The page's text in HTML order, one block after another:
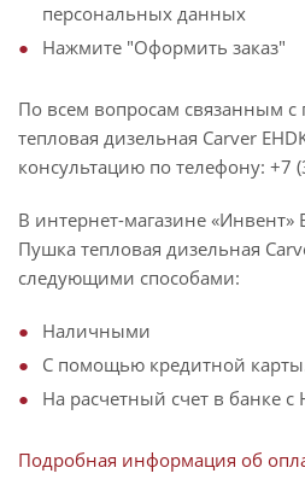
персональных данных
Нажмите "Оформить заказ"
По всем вопросам связанным с
тепловая дизельная Carver
консультацию по телефону: +7
В интернет-магазине
Пушка тепловая дизельная
следующими способами:
Наличными
С помощью кредитной
На расчетный счет в банке
Подробная информация об